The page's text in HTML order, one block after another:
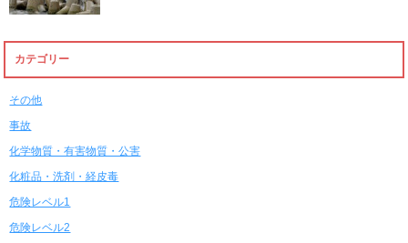
カテゴリー
その他
事故
化学物質・有害物質・公害
化粧品・洗剤・経皮毒
危険レベル1
危険レベル2